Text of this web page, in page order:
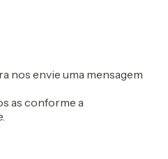
nos envie uma mensagem
as conforme a